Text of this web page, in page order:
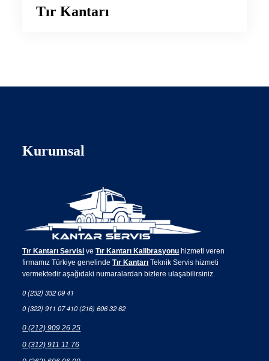
Tır Kantarı
Kurumsal
Tır Kantarı Servisi veTır Kantarı Kalibrasyonu hizmeti veren
firmamız Türkiye genelindeTır Kantarı Teknik Servis hizmeti
vermektedir aşağıdaki numaralardan bizlere ulaşabilirsiniz.
0 (232) 332 09 41
0 (322) 911 07 410 (216) 606 32 62
0 (212) 909 26 25
0 (312) 911 11 76